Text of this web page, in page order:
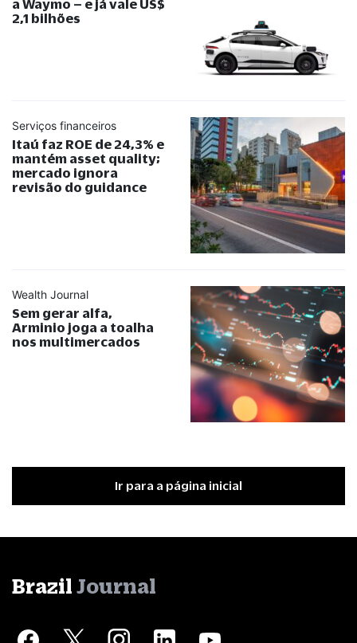
a Waymo – e já vale US$
2,1 bilhões
Serviços financeiros
Itaú faz ROE de 24,3% e
mantém asset quality;
mercado ignora
revisão do guidance
Wealth Journal
Sem gerar alfa,
Arminio joga a toalha
nos multimercados
Ir para a página inicial
Brazil Journal